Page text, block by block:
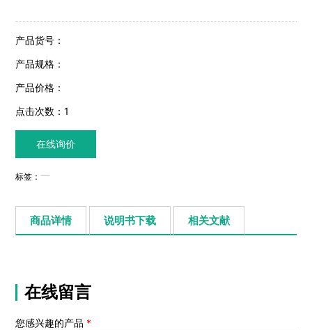
产品货号：
产品规格：
产品价格：
点击次数：1
在线询价
标签：
商品详情 说明书下载 相关文献
在线留言
您感兴趣的产品 *